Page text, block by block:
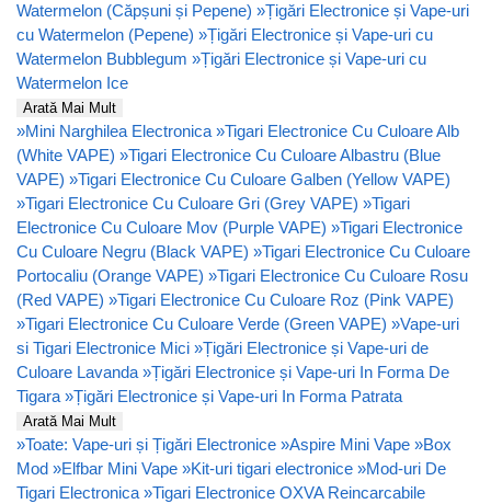
Watermelon (Căpșuni și Pepene) »Țigări Electronice și Vape-uri
cu Watermelon (Pepene) »Țigări Electronice și Vape-uri cu
Watermelon Bubblegum »Țigări Electronice și Vape-uri cu
Watermelon Ice
Arată Mai Mult
»Mini Narghilea Electronica »Tigari Electronice Cu Culoare Alb
(White VAPE) »Tigari Electronice Cu Culoare Albastru (Blue
VAPE) »Tigari Electronice Cu Culoare Galben (Yellow VAPE)
»Tigari Electronice Cu Culoare Gri (Grey VAPE) »Tigari
Electronice Cu Culoare Mov (Purple VAPE) »Tigari Electronice
Cu Culoare Negru (Black VAPE) »Tigari Electronice Cu Culoare
Portocaliu (Orange VAPE) »Tigari Electronice Cu Culoare Rosu
(Red VAPE) »Tigari Electronice Cu Culoare Roz (Pink VAPE)
»Tigari Electronice Cu Culoare Verde (Green VAPE) »Vape-uri
si Tigari Electronice Mici »Țigări Electronice și Vape-uri de
Culoare Lavanda »Țigări Electronice și Vape-uri In Forma De
Tigara »Țigări Electronice și Vape-uri In Forma Patrata
Arată Mai Mult
»Toate: Vape-uri și Țigări Electronice »Aspire Mini Vape »Box
Mod »Elfbar Mini Vape »Kit-uri tigari electronice »Mod-uri De
Tigari Electronica »Tigari Electronice OXVA Reincarcabile